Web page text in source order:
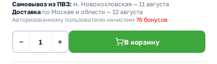
Самовывоз из ПВЗ: м. Новохохловская — 11 августа
Доставка по Москве и области — 12 августа
Авторизованному пользователю начислим 76 бонусов
− + В корзину